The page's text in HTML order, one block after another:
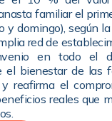
familiar el
y domingo), según
red de
en todo el
el bienestar de las
reafirma el
reales que